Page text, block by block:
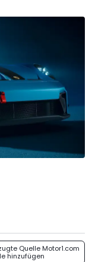
Quelle Motor1.com
hinzufügen